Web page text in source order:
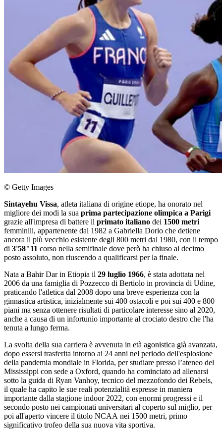
© Getty Images
Sintayehu Vissa, atleta italiana di origine etiope, ha onorato nel
migliore dei modi la sua prima partecipazione olimpica a Parigi
grazie all'impresa di battere il primato italiano dei 1500 metri
femminili, appartenente dal 1982 a Gabriella Dorio che detiene
ancora il più vecchio esistente degli 800 metri dal 1980, con il tempo
di 3'58"11 corso nella semifinale dove però ha chiuso al decimo
posto assoluto, non riuscendo a qualificarsi per la finale.
Nata a Bahir Dar in Etiopia il 29 luglio 1966, è stata adottata nel
2006 da una famiglia di Pozzecco di Bertiolo in provincia di Udine,
praticando l'atletica dal 2008 dopo una breve esperienza con la
ginnastica artistica, inizialmente sui 400 ostacoli e poi sui 400 e 800
piani ma senza ottenere risultati di particolare interesse sino al 2020,
anche a causa di un infortunio importante al crociato destro che l'ha
tenuta a lungo ferma.
La svolta della sua carriera è avvenuta in età agonistica già avanzata,
dopo essersi trasferita intorno ai 24 anni nel periodo dell'esplosione
della pandemia mondiale in Florida, per studiare presso l’ateneo del
Mississippi con sede a Oxford, quando ha cominciato ad allenarsi
sotto la guida di Ryan Vanhoy, tecnico del mezzofondo dei Rebels,
il quale ha capito le sue reali potenzialità espresse in maniera
importante dalla stagione indoor 2022, con enormi progressi e il
secondo posto nei campionati universitari al coperto sul miglio, per
poi all'aperto vincere il titolo NCAA nei 1500 metri, primo
significativo trofeo della sua nuova vita sportiva.